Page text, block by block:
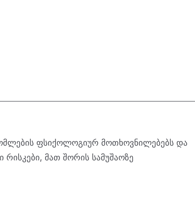
ფსიქოლოგიურ მოთხოვნილებებს და
მათ შორის სამუშაოზე